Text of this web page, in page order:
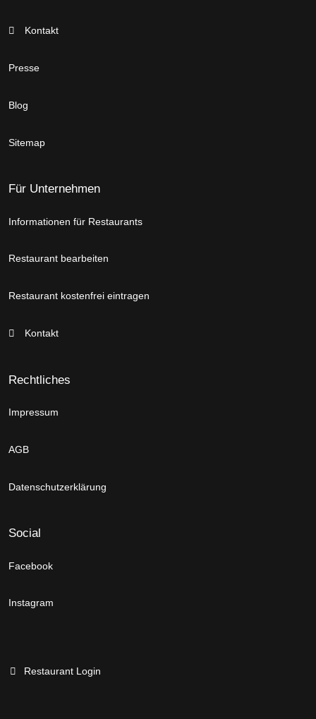
Kontakt
Presse
Blog
Sitemap
Für Unternehmen
Informationen für Restaurants
Restaurant bearbeiten
Restaurant kostenfrei eintragen
Kontakt
Rechtliches
Impressum
AGB
Datenschutzerklärung
Social
Facebook
Instagram
Restaurant Login